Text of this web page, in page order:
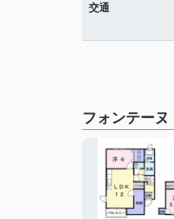
交通
フォンテー